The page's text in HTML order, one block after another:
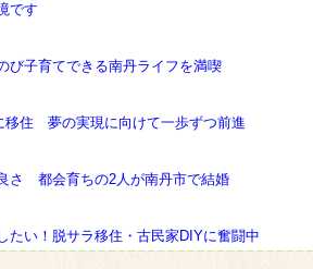
です
び子育てできる南丹ライフを満喫
移住 夢の実現に向けて一歩ずつ前進
さ 都会育ちの2人が南丹市で結婚
たい！脱サラ移住・古民家DIYに奮闘中